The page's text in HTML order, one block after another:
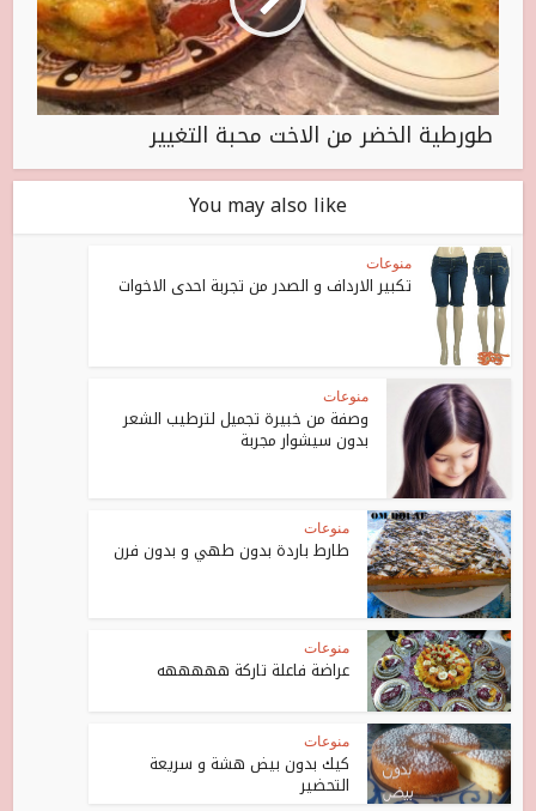
طورطية الخضر من الاخت محبة التغيير
You may also like
منوعات
تكبير الارداف و الصدر من تجربة احدى الاخوات
منوعات
وصفة من خبيرة تجميل لترطيب الشعر
بدون سيشوار مجربة
منوعات
طارط باردة بدون طهي و بدون فرن
منوعات
عراضة فاعلة تاركة هههههه
منوعات
كيك بدون بيض هشة و سريعة
التحضير